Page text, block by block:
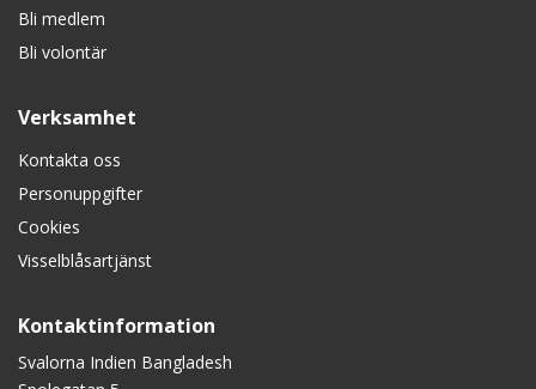
Bli medlem
Bli volontär
Verksamhet
Kontakta oss
Personuppgifter
Cookies
Visselblåsartjänst
Kontaktinformation
Svalorna Indien Bangladesh